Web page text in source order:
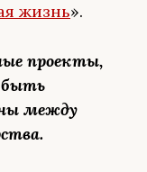
жизнь».
проекты,
быть
между